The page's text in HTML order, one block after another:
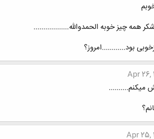
همه چیز خوبه الحمدوالله..................
بود............امروز؟
Apr 26,
میکنم..........
Apr 25,